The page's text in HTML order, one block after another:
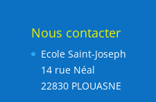
Nous contacter
Ecole Saint-Joseph
14 rue Néal
22830 PLOUASNE